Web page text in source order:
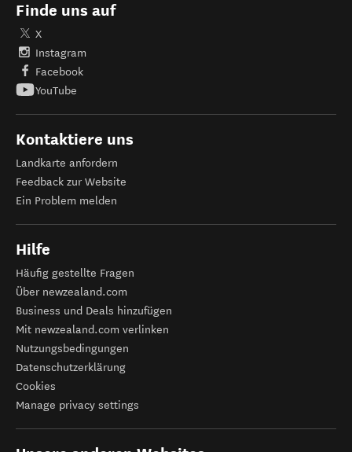
Finde uns auf
X
Instagram
Facebook
YouTube
Kontaktiere uns
Landkarte anfordern
Feedback zur Website
Ein Problem melden
Hilfe
Häufig gestellte Fragen
Über newzealand.com
Business und Deals hinzufügen
Mit newzealand.com verlinken
Nutzungsbedingungen
Datenschutzerklärung
Cookies
Manage privacy settings